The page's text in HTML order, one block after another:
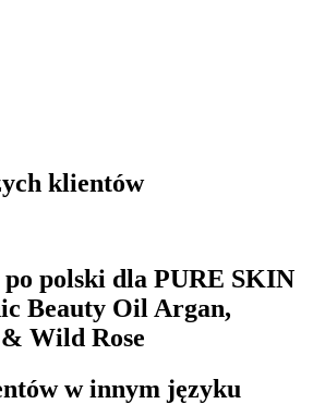
klientów
polski dla PURE SKIN
Beauty Oil Argan,
Wild Rose
w innym języku